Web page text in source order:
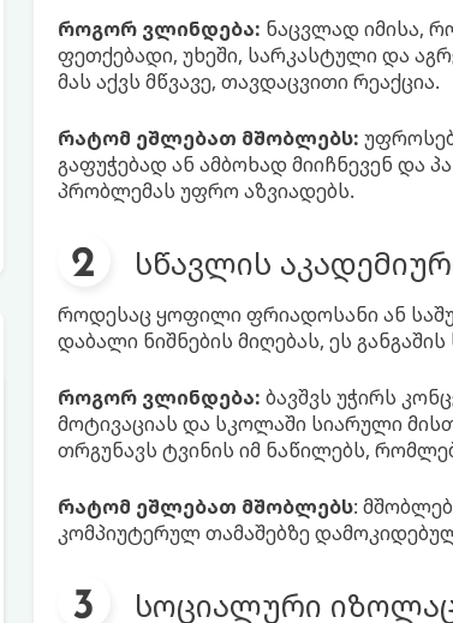
როგორ ვლინდება: ნაცვლად იმისა,
ფეთქებადი, უხეში, სარკასტული და
მას აქვს მწვავე, თავდაცვითი რეაქცია.
რატომ ეშლებათ მშობლებს:
გაფუჭებად ან ამბოხად მიიჩნევენ და
პრობლემას უფრო აზვიადებს.
სწავლის
როდესაც ყოფილი ფრიადოსანი ან
დაბალი ნიშნების მიღებას, ეს
როგორ ვლინდება: ბავშვს უჭირს
მოტივაციას და სკოლაში სიარული
თრგუნავს ტვინის იმ ნაწილებს,
რატომ ეშლებათ მშობლებს:
კომპიუტერულ თამაშებზე
სოციალური